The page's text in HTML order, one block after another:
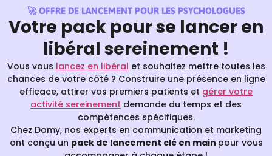
🚀 OFFRE DE LANCEMENT POUR LES PSYCHOLOGUES
Votre pack pour se lancer en
libéral sereinement !
Vous vous lancez en libéral et souhaitez mettre toutes les
chances de votre côté ? Construire une présence en ligne
efficace, attirer vos premiers patients et gérer votre
activité sereinement demande du temps et des
compétences spécifiques.
Chez Domy, nos experts en communication et marketing
ont conçu un pack de lancement clé en main pour vous